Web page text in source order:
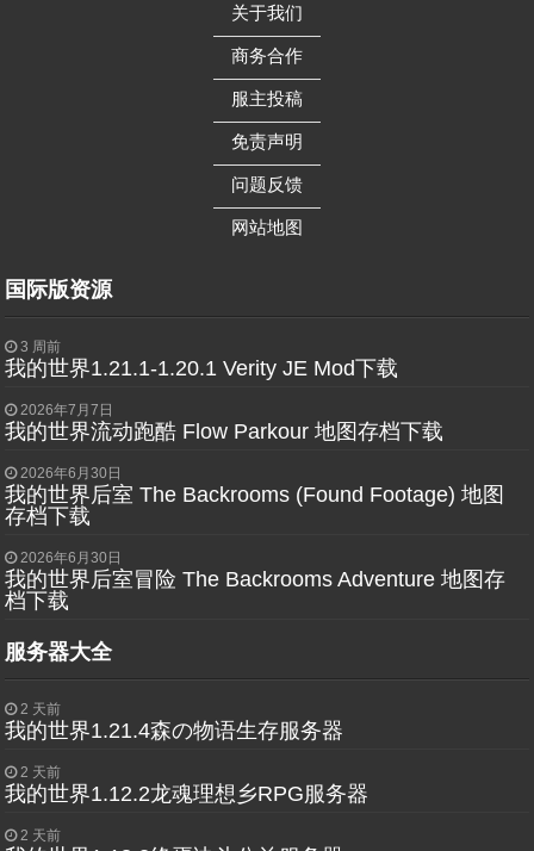
关于我们
——————
商务合作
——————
服主投稿
——————
免责声明
——————
问题反馈
——————
网站地图
国际版资源
3 周前
我的世界1.21.1-1.20.1 Verity JE Mod下载
2026年7月7日
我的世界流动跑酷 Flow Parkour 地图存档下载
2026年6月30日
我的世界后室 The Backrooms (Found Footage) 地图
存档下载
2026年6月30日
我的世界后室冒险 The Backrooms Adventure 地图存
档下载
服务器大全
2 天前
我的世界1.21.4森の物语生存服务器
2 天前
我的世界1.12.2龙魂理想乡RPG服务器
2 天前